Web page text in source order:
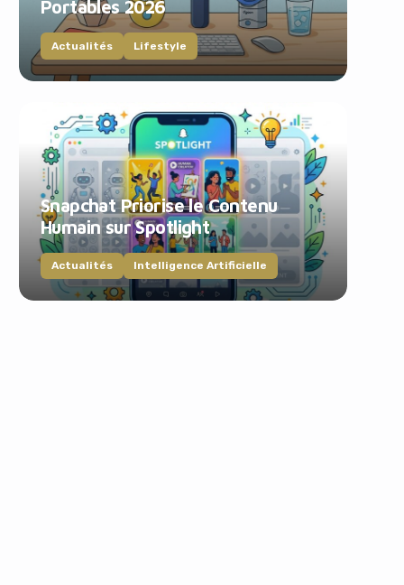
Portables 2026
Actualités Lifestyle
Snapchat Priorise le Contenu
Humain sur Spotlight
Actualités Intelligence Artificielle